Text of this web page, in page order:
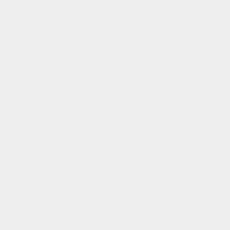
utilizarlas para
cookies, tu